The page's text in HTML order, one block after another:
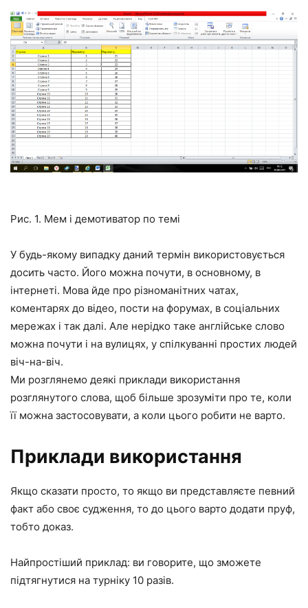
Рис. 1. Мем і демотиватор по темі
У будь-якому випадку даний термін використовується
досить часто. Його можна почути, в основному, в
інтернеті. Мова йде про різноманітних чатах,
коментарях до відео, пости на форумах, в соціальних
мережах і так далі. Але нерідко таке англійське слово
можна почути і на вулицях, у спілкуванні простих людей
віч-на-віч.
Ми розглянемо деякі приклади використання
розглянутого слова, щоб більше зрозуміти про те, коли
її можна застосовувати, а коли цього робити не варто.
Приклади використання
Якщо сказати просто, то якщо ви представляєте певний
факт або своє судження, то до цього варто додати пруф,
тобто доказ.
Найпростіший приклад: ви говорите, що зможете
підтягнутися на турніку 10 разів.